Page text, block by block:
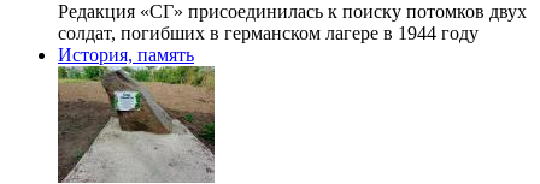
Редакция «СГ» присоединилась к поиску потомков двух
солдат, погибших в германском лагере в 1944 году
История, память